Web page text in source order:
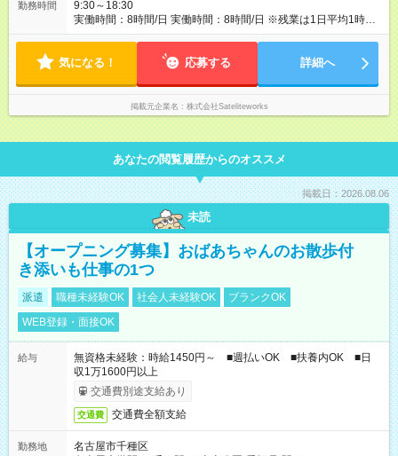
勤務時間
9:30～18:30
実働時間：8時間/日 実働時間：8時間/日 ※残業は1日平均1時間
～1.5時間程度となります。月30時間程度を目安としておりま
気になる！ 応募する 詳細へ
掲載元企業名 株式会社Sateliteworks
あなたの閲覧履歴からのオススメ
掲載日：2026.08.06
未読
【オープニング募集】おばあちゃんのお散歩付
き添いも仕事の1つ
派遣 職種未経験OK 社会人未経験OK
ブランクOK
WEB登録・面接OK
給与
無資格未経験：時給1450円～ ■週払いOK ■扶養内OK ■日
収1万1600円以上
交通費別途支給あり
交通費 交通費全額支給
勤務地
名古屋市千種区